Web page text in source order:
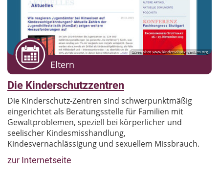
Screenshot www.kinderschutz-zentren.org
Eltern
Die Kinderschutzzentren
Die Kinderschutz-Zentren sind schwerpunktmäßig
eingerichtet als Beratungsstelle für Familien mit
Gewaltproblemen, speziell bei körperlicher und
seelischer Kindesmisshandlung,
Kindesvernachlässigung und sexuellem Missbrauch.
zur Internetseite